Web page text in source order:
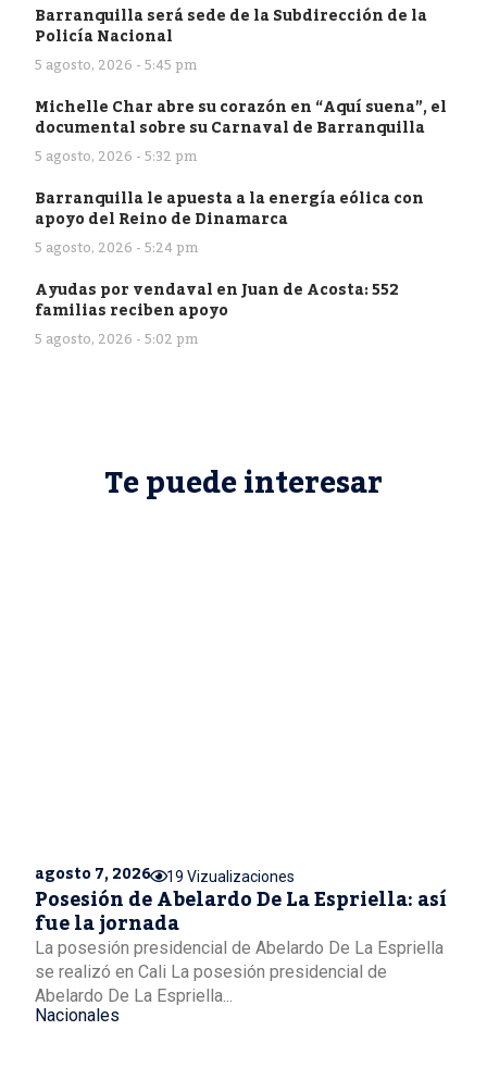
Barranquilla será sede de la Subdirección de la
Policía Nacional
5 agosto, 2026 - 5:45 pm
Michelle Char abre su corazón en “Aquí suena”, el
documental sobre su Carnaval de Barranquilla
5 agosto, 2026 - 5:32 pm
Barranquilla le apuesta a la energía eólica con
apoyo del Reino de Dinamarca
5 agosto, 2026 - 5:24 pm
Ayudas por vendaval en Juan de Acosta: 552
familias reciben apoyo
5 agosto, 2026 - 5:02 pm
Te puede interesar
agosto 7, 2026 19 Vizualizaciones
Posesión de Abelardo De La Espriella: así
fue la jornada
La posesión presidencial de Abelardo De La Espriella
se realizó en Cali La posesión presidencial de
Abelardo De La Espriella...
Nacionales